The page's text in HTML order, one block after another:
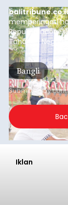
memperingati
Republik
Tahanan Negara
kegiatan
(6/8/2026).
Bangli
Submitted by
Iklan